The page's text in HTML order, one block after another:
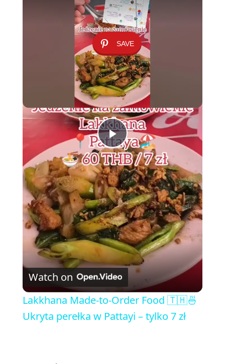
SAVE
P
l
a
y
V
i
Watch on
Lakkhana Made-to-Order Food 🇹🇭🍜
Ukryta perełka w Pattayi – tylko 7 zł